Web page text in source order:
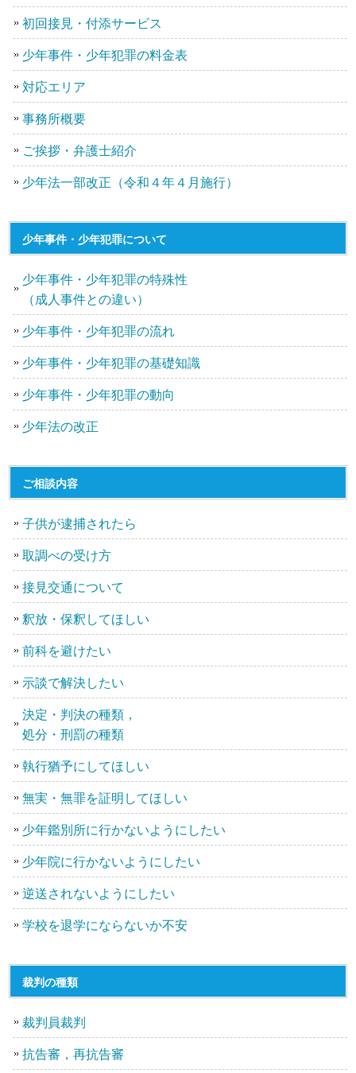
初回接見・付添サービス
少年事件・少年犯罪の料金表
対応エリア
事務所概要
ご挨拶・弁護士紹介
少年法一部改正（令和４年４月施行）
少年事件・少年犯罪について
少年事件・少年犯罪の特殊性
（成人事件との違い）
少年事件・少年犯罪の流れ
少年事件・少年犯罪の基礎知識
少年事件・少年犯罪の動向
少年法の改正
ご相談内容
子供が逮捕されたら
取調べの受け方
接見交通について
釈放・保釈してほしい
前科を避けたい
示談で解決したい
決定・判決の種類，
処分・刑罰の種類
執行猶予にしてほしい
無実・無罪を証明してほしい
少年鑑別所に行かないようにしたい
少年院に行かないようにしたい
逆送されないようにしたい
学校を退学にならないか不安
裁判の種類
裁判員裁判
抗告審，再抗告審